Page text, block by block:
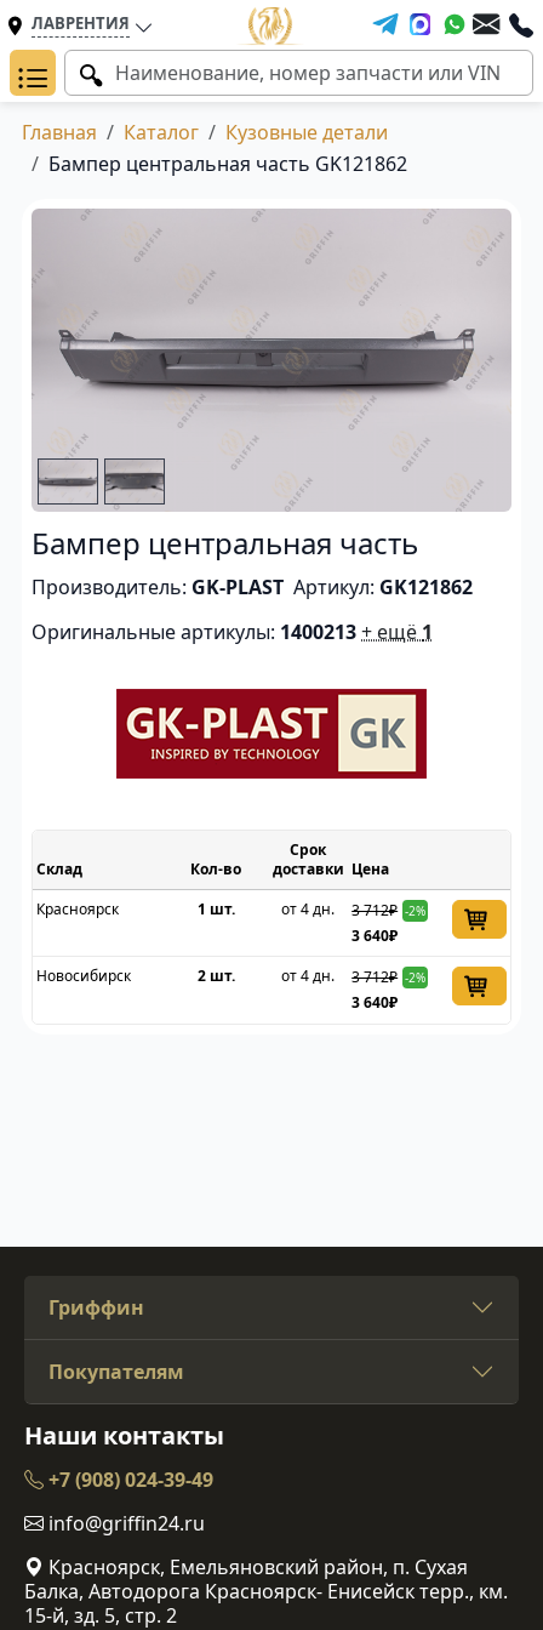
ЛАВРЕНТИЯ
Главная Каталог
Кузовные детали
Бампер центральная часть GK121862
Бампер центральная часть
Производитель: GK-PLAST Артикул: GK121862
Оригинальные артикулы: 1400213+ ещё 1
Склад
Срок
доставки Цена
Красноярск
1 шт. от 4 дн. 3 712₽ -2%
3 640₽
Новосибирск
2 шт. от 4 дн. 3 712₽ -2%
3 640₽
Гриффин
Покупателям
Наши контакты
+7 (908) 024-39-49
info@griffin24.ru
Красноярск, Емельяновский район, п. Сухая
Балка, Автодорога Красноярск- Енисейск терр., км.
15-й, зд. 5, стр. 2